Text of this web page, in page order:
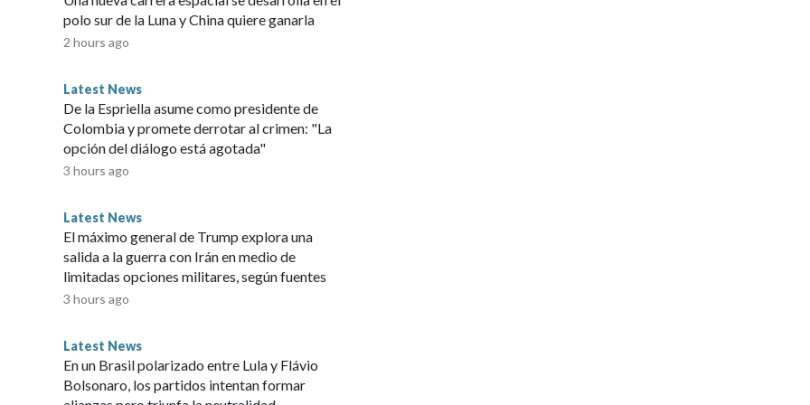
Esto indica que la IA produjo cambios cuya
mediante la evolución natural.Las pruebas
vencer la resistencia a los antibióticos en algunas
comparable de fagos obtenidos de fuentes
adaptables y robustas con fagos contra patógenos que
trata de un hito científico importante, en momentos en
resistencia a los medicamentos en microorganismos
Jordi García Ojalvo, profesor de biología de sistemas de la
para las aplicaciones en las ciencias de la vida,
y protección biológicas”, escribieron especialistas del
complementario publicado en Science.“Ya existe la
lo que no existe es la gobernanza necesaria para
abordaron directamente las consideraciones de
de potentes modelos biológicos de IA”.La
en un tipo de virus que no puede infectar a los seres
podría aplicarse a otros virus.Los autores del artículo
polo sur de la Luna y China quiere ganarla
2 hours ago
Latest News
De la Espriella asume como presidente de
Colombia y promete derrotar al crimen: "La
opción del diálogo está agotada"
3 hours ago
Latest News
El máximo general de Trump explora una
salida a la guerra con Irán en medio de
limitadas opciones militares, según fuentes
3 hours ago
Latest News
En un Brasil polarizado entre Lula y Flávio
Bolsonaro, los partidos intentan formar